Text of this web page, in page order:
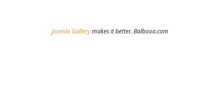
Joomla Gallerymakes it better. Balbooa.com